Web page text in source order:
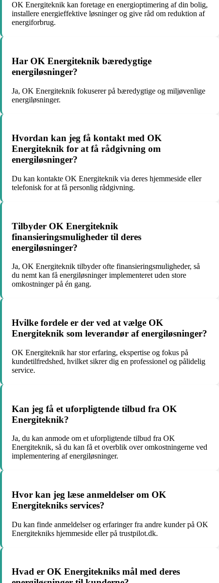
OK Energiteknik kan foretage en energioptimering af din bolig,
installere energieffektive løsninger og give råd om reduktion af
energiforbrug.
Har OK Energiteknik bæredygtige
energiløsninger?
Ja, OK Energiteknik fokuserer på bæredygtige og miljøvenlige
energiløsninger.
Hvordan kan jeg få kontakt med OK
Energiteknik for at få rådgivning om
energiløsninger?
Du kan kontakte OK Energiteknik via deres hjemmeside eller
telefonisk for at få personlig rådgivning.
Tilbyder OK Energiteknik
finansieringsmuligheder til deres
energiløsninger?
Ja, OK Energiteknik tilbyder ofte finansieringsmuligheder, så
du nemt kan få energiløsninger implementeret uden store
omkostninger på én gang.
Hvilke fordele er der ved at vælge OK
Energiteknik som leverandør af energiløsninger?
OK Energiteknik har stor erfaring, ekspertise og fokus på
kundetilfredshed, hvilket sikrer dig en professionel og pålidelig
service.
Kan jeg få et uforpligtende tilbud fra OK
Energiteknik?
Ja, du kan anmode om et uforpligtende tilbud fra OK
Energiteknik, så du kan få et overblik over omkostningerne ved
implementering af energiløsninger.
Hvor kan jeg læse anmeldelser om OK
Energitekniks services?
Du kan finde anmeldelser og erfaringer fra andre kunder på OK
Energitekniks hjemmeside eller på trustpilot.dk.
Hvad er OK Energitekniks mål med deres